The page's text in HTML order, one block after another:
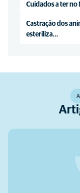
Cuidados a ter no
Castração dos
esteriliza…